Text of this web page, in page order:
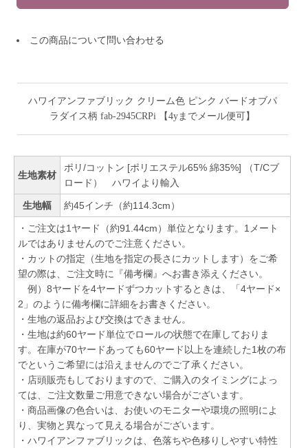
この商品について問い合わせる
ハワイアンファブリック クリーム色 ピンク バードオブパ
ラダイス柄 fab-2945CRPi 【4yまでメール便可】
生地素材
ポリ/コットン [ポリエステル65% 綿35%] （T/Cブ
ロード） ハワイより輸入
生地幅 約45インチ（約114.3cm）
・ご注文は1ヤード（約91.44cm）単位となります。1メート
ルではありませんのでご注意ください。
・カットの指定（生地を指定の長さにカットします）をご希
望の際は、ご注文時に『備考欄』へお書き添えください。
例）8ヤードを4ヤードずつカットするときは、「4ヤード×
2」のように備考欄に詳細をお書きください。
・生地の返品および交換はできません。
・生地は約60ヤード単位でロールの状態で在庫しておりま
す。在庫が70ヤードあっても60ヤード以上を連続した1枚の布
でというご希望には沿えませんのでご了承ください。
・店頭販売もしておりますので、ご購入のタイミングによっ
ては、ご注文数量ご用意できない場合がございます。
・商品画像の色合いは、お使いのモニターや環境の照明によ
り、実物と異なって見える場合がございます。
・ハワイアンファブリックは、色落ちや色移りしやすい特性